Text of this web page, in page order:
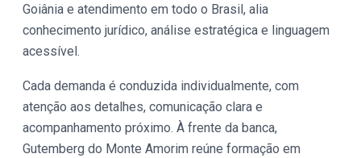
Goiânia e atendimento em todo o Brasil, alia
conhecimento jurídico, análise estratégica e linguagem
acessível.
Cada demanda é conduzida individualmente, com
atenção aos detalhes, comunicação clara e
acompanhamento próximo. À frente da banca,
Gutemberg do Monte Amorim reúne formação em